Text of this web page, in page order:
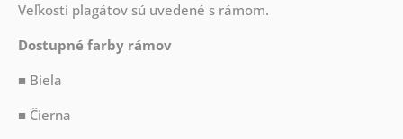
Veľkosti plagátov sú uvedené s rámom.
Dostupné farby rámov
■ Biela
■ Čierna